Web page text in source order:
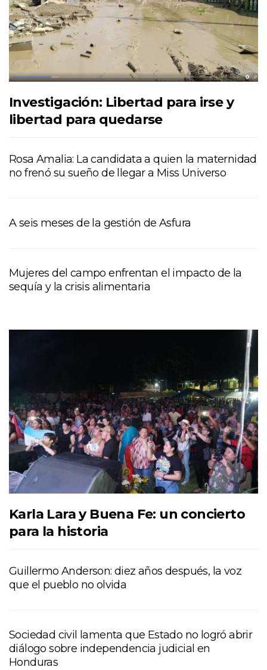
Investigación: Libertad para irse y
libertad para quedarse
Rosa Amalia: La candidata a quien la maternidad
no frenó su sueño de llegar a Miss Universo
A seis meses de la gestión de Asfura
Mujeres del campo enfrentan el impacto de la
sequía y la crisis alimentaria
Karla Lara y Buena Fe: un concierto
para la historia
Guillermo Anderson: diez años después, la voz
que el pueblo no olvida
Sociedad civil lamenta que Estado no logró abrir
diálogo sobre independencia judicial en
Honduras